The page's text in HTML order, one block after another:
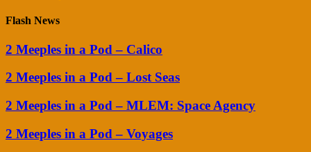
Flash News
2 Meeples in a Pod – Calico
2 Meeples in a Pod – Lost Seas
2 Meeples in a Pod – MLEM: Space Agency
2 Meeples in a Pod – Voyages